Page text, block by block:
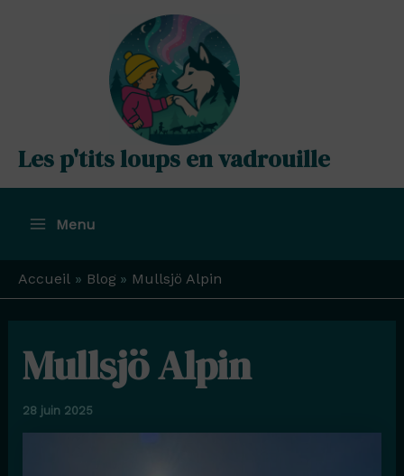
Les p'tits loups en vadrouille
Menu
Menu
Accueil Blog Mullsjö Alpin
Mullsjö Alpin
28 juin 2025